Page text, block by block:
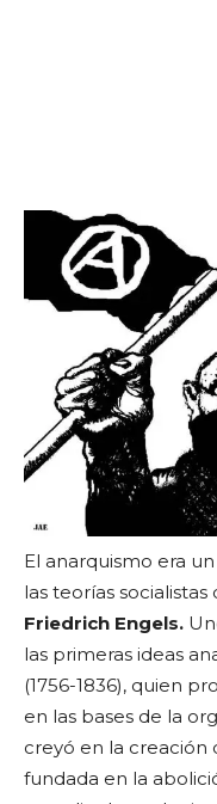
El anarquismo era
las teorías
Friedrich Engels.
las primeras ideas
(1756-1836), quien
en las bases de la
creyó en la creación
fundada en la